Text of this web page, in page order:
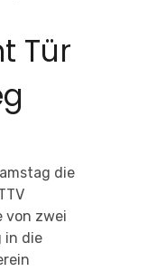
Tür
die
von zwei
in die